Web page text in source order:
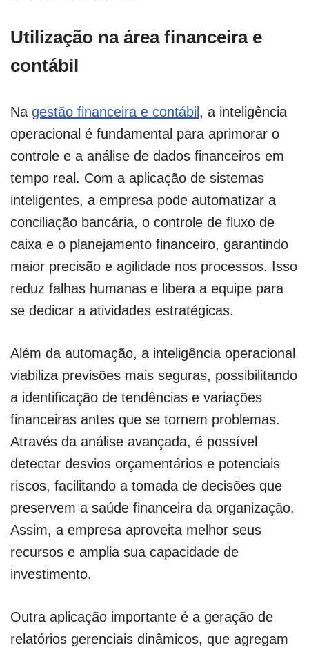
Utilização na área financeira e
contábil
Na gestão financeira e contábil , a inteligência
operacional é fundamental para aprimorar o
controle e a análise de dados financeiros em
tempo real. Com a aplicação de sistemas
inteligentes, a empresa pode automatizar a
conciliação bancária, o controle de fluxo de
caixa e o planejamento financeiro, garantindo
maior precisão e agilidade nos processos. Isso
reduz falhas humanas e libera a equipe para
se dedicar a atividades estratégicas.
Além da automação, a inteligência operacional
viabiliza previsões mais seguras, possibilitando
a identificação de tendências e variações
financeiras antes que se tornem problemas.
Através da análise avançada, é possível
detectar desvios orçamentários e potenciais
riscos, facilitando a tomada de decisões que
preservem a saúde financeira da organização.
Assim, a empresa aproveita melhor seus
recursos e amplia sua capacidade de
investimento.
Outra aplicação importante é a geração de
relatórios gerenciais dinâmicos, que agregam